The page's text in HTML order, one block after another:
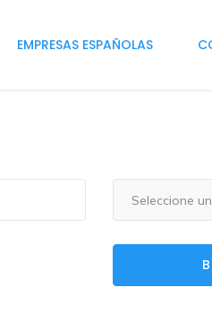
EMPRESAS ESPAÑOLAS
Seleccione